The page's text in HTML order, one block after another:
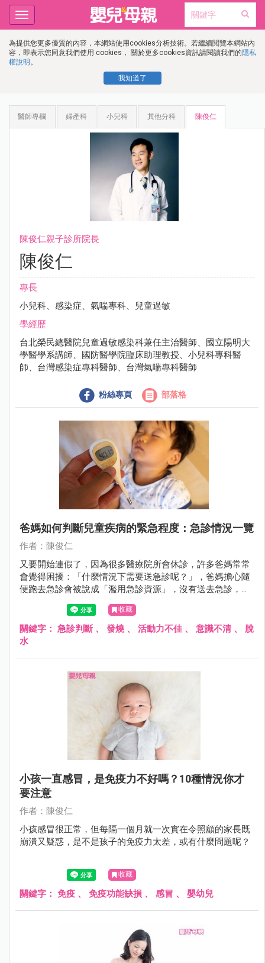
為提供您更多優質的內容，本網站使用cookies分析技術。若繼續閱覽本網站內
容，即表示您同意我們使用 cookies， 關於更多cookies資訊請閱讀我們的隱私
權說明 。
我知道了
Toggle
navigation
醫師專欄 婦產科 小兒科 其他分科 陳俊仁
陳俊仁親子診所院長
陳俊仁
專長
小兒科、感染症、氣喘專科、兒童過敏
學經歷
台北榮民總醫院兒童過敏感染科兼任主治醫師、國立陽明大
學醫學系講師、國防醫學院臨床助理教授、小兒科專科醫
師、台灣感染症專科醫師、台灣氣喘專科醫師
粉絲專頁 部落格
爸媽如何判斷兒童疾病的緊急程度：急診情況一覽
作者：陳俊仁
又要開始連假了，因為很多醫療院所會休診，許多爸媽常常
會覺得困擾：「什麼情況下需要送急診呢？」，爸媽擔心隨
便跑去急診會被說成「濫用急診資源」，沒有送去急診，又
怕延誤小孩病情，所以就陷入兩難。
收藏
關鍵字： 急診判斷、 發燒、 活動力不佳 、 意識不清 、 脫
水
小孩一直感冒，是免疫力不好嗎？10種情況你才
要注意
作者：陳俊仁
小孩感冒很正常，但每隔一個月就一次實在令照顧的家長既
崩潰又疑惑，是不是孩子的免疫力太差，或有什麼問題呢？
收藏
關鍵字： 免疫 、 免疫功能缺損 、 感冒 、 嬰幼兒